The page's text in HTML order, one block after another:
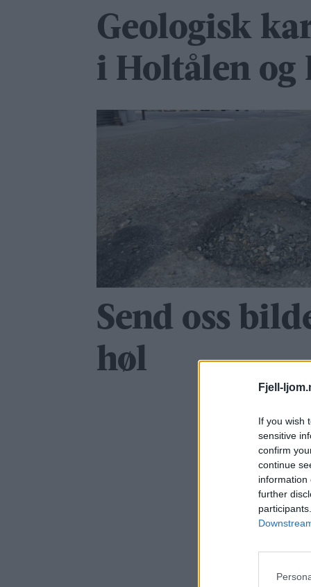
Fjell-
If you wish
sensitive
confirm
continue
information
further
Geologisk
i Holtålen og
Send oss
høl